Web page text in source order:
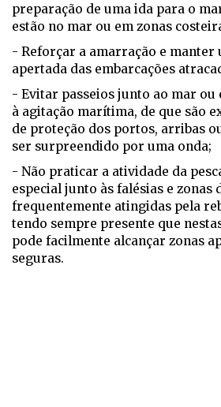
preparação de uma ida para o
estão no mar ou em zonas
- Reforçar a amarração e manter
apertada das embarcações
- Evitar passeios junto ao mar ou
à agitação marítima, de que são
de proteção dos portos, arribas
ser surpreendido por uma onda;
- Não praticar a atividade da
especial junto às falésias e zonas
frequentemente atingidas pela
tendo sempre presente que
pode facilmente alcançar zonas
seguras.